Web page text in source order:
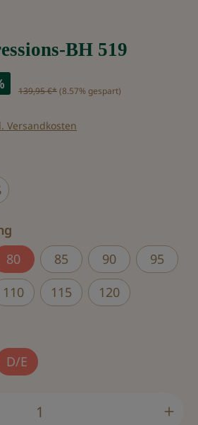
BH 519
139,95 €*(8.57% gespart)
Versandkosten
80 85 90
95
110 115 120
D/E
Gib den gewünschten